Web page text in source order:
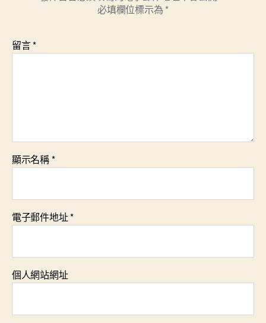
必填欄位標示為 *
留言*
顯示名稱*
電子郵件地址*
個人網站網址